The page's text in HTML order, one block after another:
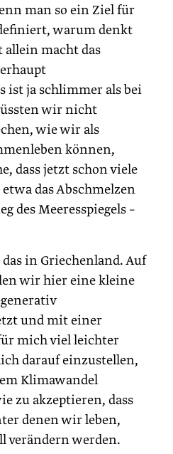
man so ein Ziel für
warum denkt
allein macht das
ist ja schlimmer als bei
wir nicht
wie wir als
können,
dass jetzt schon viele
das Abschmelzen
des Meeresspiegels –
in Griechenland. Auf
wir hier eine kleine
und mit einer
mich viel leichter
darauf einzustellen,
Klimawandel
zu akzeptieren, dass
denen wir leben,
verändern werden.